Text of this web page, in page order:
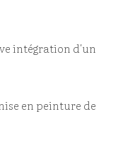
intégration d'un
en peinture de